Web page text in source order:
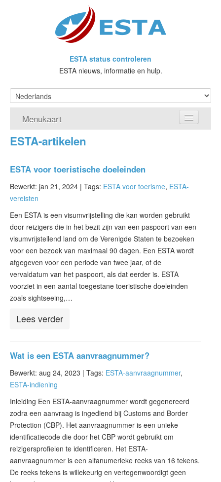
ESTA status controleren
ESTA nieuws, informatie en hulp.
Menukaart
Home
Wat is ESTA?
ESTA status
ESTA-artikelen
Neem contact op met
ESTA-artikelen
ESTA voor toeristische doeleinden
Bewerkt: jan 21, 2024 | Tags: ESTA voor toerisme, ESTA-
vereisten
Een ESTA is een visumvrijstelling die kan worden gebruikt
door reizigers die in het bezit zijn van een paspoort van een
visumvrijstellend land om de Verenigde Staten te bezoeken
voor een bezoek van maximaal 90 dagen. Een ESTA wordt
afgegeven voor een periode van twee jaar, of de
vervaldatum van het paspoort, als dat eerder is. ESTA
voorziet in een aantal toegestane toeristische doeleinden
zoals sightseeing,…
Lees verder
Wat is een ESTA aanvraagnummer?
Bewerkt: aug 24, 2023 | Tags: ESTA-aanvraagnummer,
ESTA-indiening
Inleiding Een ESTA-aanvraagnummer wordt gegenereerd
zodra een aanvraag is ingediend bij Customs and Border
Protection (CBP). Het aanvraagnummer is een unieke
identificatiecode die door het CBP wordt gebruikt om
reizigersprofielen te identificeren. Het ESTA-
aanvraagnummer is een alfanumerieke reeks van 16 tekens.
De reeks tekens is willekeurig en vertegenwoordigt geen